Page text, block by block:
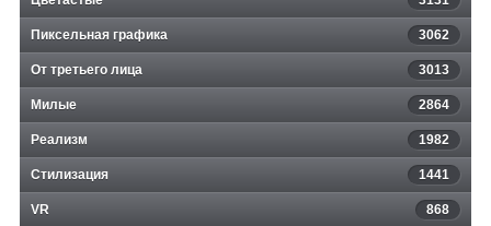
Пиксельная графика 3062
От третьего лица 3013
Милые 2864
Реализм 1982
Стилизация 1441
VR 868